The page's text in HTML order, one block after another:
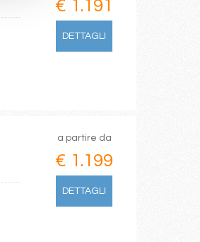
€ 1.191
DETTAGLI
a partire da
€ 1.199
DETTAGLI